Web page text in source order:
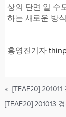
상의 단면 일 수
하는 새로운 방
홍영진기자
«